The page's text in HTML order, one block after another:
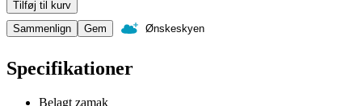
Tilføj til kurv
Sammenlign
Gem Ønskeskyen
Specifikationer
Belagt zamak